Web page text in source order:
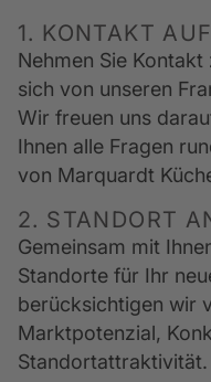
1. KONTAKT
Nehmen Sie
sich von unseren
Wir freuen uns
Ihnen alle Fragen
von Marquardt
2. STANDORT
Gemeinsam mit
Standorte für Ihr
berücksichtigen wir
Marktpotenzial,
Standortattraktivität.